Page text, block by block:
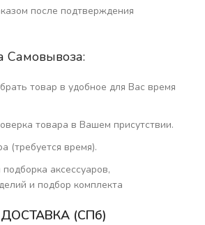
после подтверждения
Самовывоза:
товар в удобное для Вас время
товара в Вашем присутствии.
(требуется время).
аксессуаров,
и подбор комплекта
(СПб)